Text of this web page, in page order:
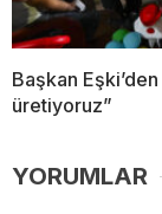
Başkan
üretiyoruz”
YORUMLAR